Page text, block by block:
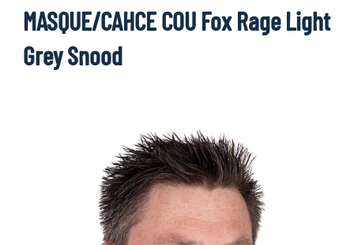
MASQUE/CAHCE COU Fox Rage Light
Grey Snood